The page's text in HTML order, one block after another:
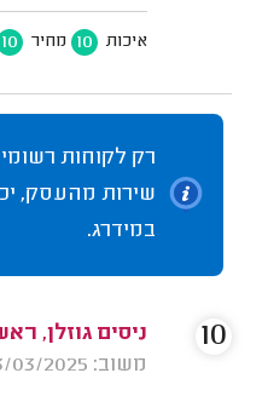
איכות 10 מחיר 10
רק לקוחות
שירות מהעסק,
במידרג.
ניסים גוזלן,
משוב: 03/03/2025
10